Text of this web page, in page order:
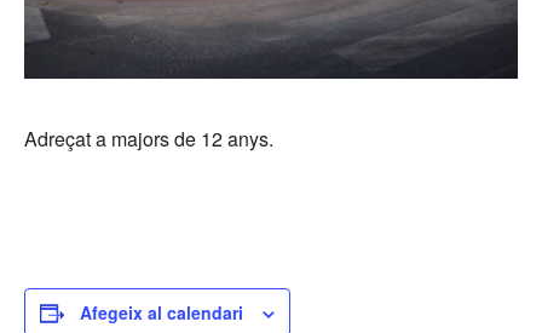
Adreçat a majors de 12 anys.
Afegeix al calendari